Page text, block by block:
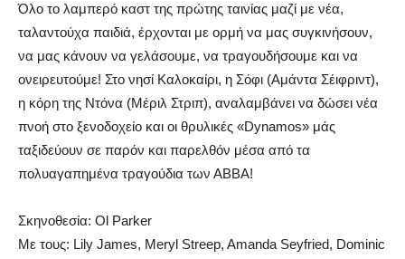
Όλο το λαμπερό καστ της πρώτης ταινίας μαζί με νέα,
ταλαντούχα παιδιά, έρχονται με ορμή να μας συγκινήσουν,
να μας κάνουν να γελάσουμε, να τραγουδήσουμε και να
ονειρευτούμε! Στο νησί Καλοκαίρι, η Σόφι (Αμάντα Σέιφριντ),
η κόρη της Ντόνα (Μέριλ Στριπ), αναλαμβάνει να δώσει νέα
πνοή στο ξενοδοχείο και οι θρυλικές «Dynamos» μάς
ταξιδεύουν σε παρόν και παρελθόν μέσα από τα
πολυαγαπημένα τραγούδια των ΑΒΒΑ!
Σκηνοθεσία: Ol Parker
Με τους: Lily James, Meryl Streep, Amanda Seyfried, Dominic